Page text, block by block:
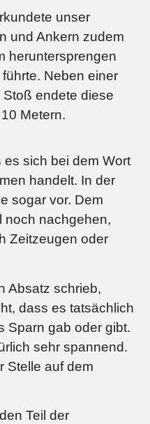
unser
und Ankern zudem
heruntersprengen
Neben einer
Stoß endete diese
Metern.
sich bei dem Wort
handelt. In der
sogar vor. Dem
noch nachgehen,
Zeitzeugen oder
Absatz schrieb,
dass es tatsächlich
Sparn gab oder gibt.
sehr spannend.
Stelle auf dem
Teil der